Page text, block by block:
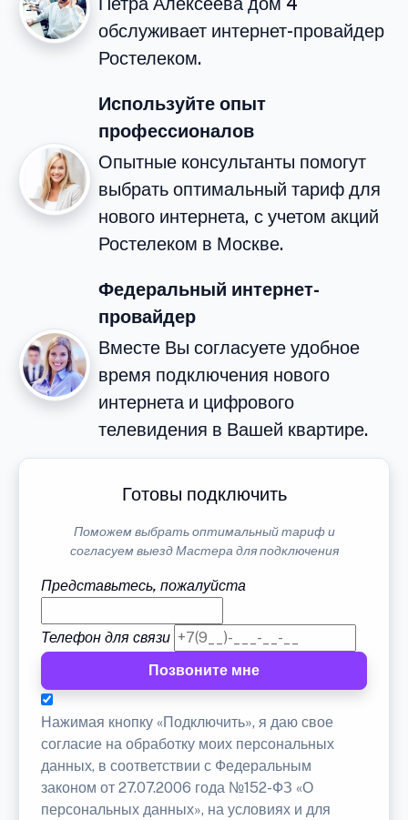
обслуживает интернет-провайдер
Ростелеком.
Используйте опыт
профессионалов
Опытные консультанты помогут
выбрать оптимальный тариф для
нового интернета, с учетом акций
Ростелеком в Москве.
Федеральный интернет-
провайдер
Вместе Вы согласуете удобное
время подключения нового
интернета и цифрового
телевидения в Вашей квартире.
Готовы подключить
Поможем выбрать оптимальный тариф и
согласуем выезд Мастера для подключения
Представьтесь, пожалуйста
Телефон для связи
Позвоните мне
Нажимая кнопку «Подключить», я даю свое
согласие на обработку моих персональных
данных, в соответствии с Федеральным
законом от 27.07.2006 года №152-ФЗ «О
персональных данных», на условиях и для